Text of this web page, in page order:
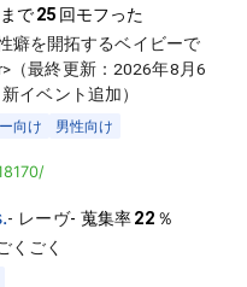
で25 回モフった
癖を開拓するベイビーで
（最終更新：2026年8月6
イベント追加）
向け
男性向け
- レーヴ- 蒐集率22 ％
くごく